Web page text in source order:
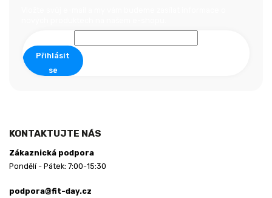
Přihlásit
se
KONTAKTUJTE NÁS
Zákaznická podpora
Pondělí - Pátek: 7:00-15:30
podpora@fit-day.cz